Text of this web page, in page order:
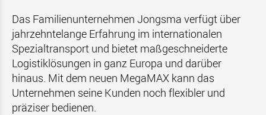
Das Familienunternehmen Jongsma verfügt über
jahrzehntelange Erfahrung im internationalen
Spezialtransport und bietet maßgeschneiderte
Logistiklösungen in ganz Europa und darüber
hinaus. Mit dem neuen MegaMAX kann das
Unternehmen seine Kunden noch flexibler und
präziser bedienen.